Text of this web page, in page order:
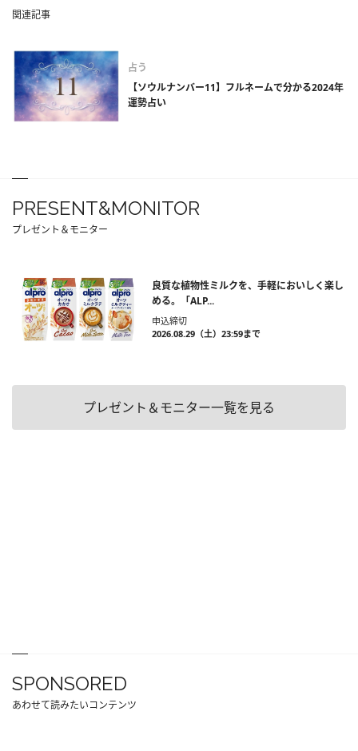
関連記事
占う
【ソウルナンバー11】フルネームで分かる2024年
運勢占い
PRESENT&MONITOR
プレゼント＆モニター
良質な植物性ミルクを、手軽においしく楽し
める。「ALP...
申込締切
2026.08.29（土）23:59まで
プレゼント＆モニター一覧を見る
SPONSORED
あわせて読みたいコンテンツ